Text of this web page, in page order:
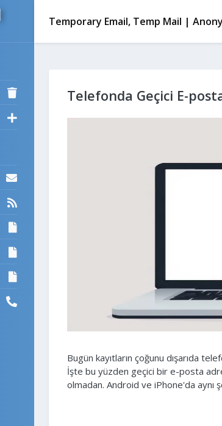
Temporary Email, Temp Mail |
Telefonda Geçici E-
Bugün kayıtların çoğunu dışarıda
İşte bu yüzden geçici bir e-posta
olmadan. Android ve iPhone'da aynı